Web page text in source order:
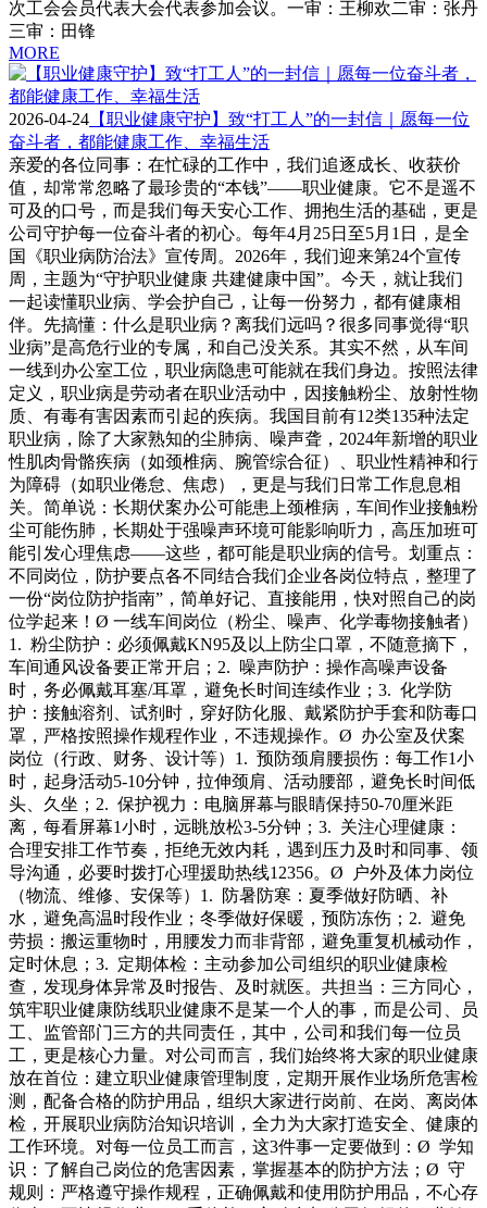
次工会会员代表大会代表参加会议。一审：王柳欢二审：张丹
三审：田锋
MORE
2026-04-24 【职业健康守护】致“打工人”的一封信｜愿每一位
奋斗者，都能健康工作、幸福生活
亲爱的各位同事：在忙碌的工作中，我们追逐成长、收获价
值，却常常忽略了最珍贵的“本钱”——职业健康。它不是遥不
可及的口号，而是我们每天安心工作、拥抱生活的基础，更是
公司守护每一位奋斗者的初心。每年4月25日至5月1日，是全
国《职业病防治法》宣传周。2026年，我们迎来第24个宣传
周，主题为“守护职业健康 共建健康中国”。今天，就让我们
一起读懂职业病、学会护自己，让每一份努力，都有健康相
伴。先搞懂：什么是职业病？离我们远吗？很多同事觉得“职
业病”是高危行业的专属，和自己没关系。其实不然，从车间
一线到办公室工位，职业病隐患可能就在我们身边。按照法律
定义，职业病是劳动者在职业活动中，因接触粉尘、放射性物
质、有毒有害因素而引起的疾病。我国目前有12类135种法定
职业病，除了大家熟知的尘肺病、噪声聋，2024年新增的职业
性肌肉骨骼疾病（如颈椎病、腕管综合征）、职业性精神和行
为障碍（如职业倦怠、焦虑），更是与我们日常工作息息相
关。简单说：长期伏案办公可能患上颈椎病，车间作业接触粉
尘可能伤肺，长期处于强噪声环境可能影响听力，高压加班可
能引发心理焦虑——这些，都可能是职业病的信号。划重点：
不同岗位，防护要点各不同结合我们企业各岗位特点，整理了
一份“岗位防护指南”，简单好记、直接能用，快对照自己的岗
位学起来！Ø 一线车间岗位（粉尘、噪声、化学毒物接触者）
1. 粉尘防护：必须佩戴KN95及以上防尘口罩，不随意摘下，
车间通风设备要正常开启；2. 噪声防护：操作高噪声设备
时，务必佩戴耳塞/耳罩，避免长时间连续作业；3. 化学防
护：接触溶剂、试剂时，穿好防化服、戴紧防护手套和防毒口
罩，严格按照操作规程作业，不违规操作。Ø 办公室及伏案
岗位（行政、财务、设计等）1. 预防颈肩腰损伤：每工作1小
时，起身活动5-10分钟，拉伸颈肩、活动腰部，避免长时间低
头、久坐；2. 保护视力：电脑屏幕与眼睛保持50-70厘米距
离，每看屏幕1小时，远眺放松3-5分钟；3. 关注心理健康：
合理安排工作节奏，拒绝无效内耗，遇到压力及时和同事、领
导沟通，必要时拨打心理援助热线12356。Ø 户外及体力岗位
（物流、维修、安保等）1. 防暑防寒：夏季做好防晒、补
水，避免高温时段作业；冬季做好保暖，预防冻伤；2. 避免
劳损：搬运重物时，用腰发力而非背部，避免重复机械动作，
定时休息；3. 定期体检：主动参加公司组织的职业健康检
查，发现身体异常及时报告、及时就医。共担当：三方同心，
筑牢职业健康防线职业健康不是某一个人的事，而是公司、员
工、监管部门三方的共同责任，其中，公司和我们每一位员
工，更是核心力量。对公司而言，我们始终将大家的职业健康
放在首位：建立职业健康管理制度，定期开展作业场所危害检
测，配备合格的防护用品，组织大家进行岗前、在岗、离岗体
检，开展职业病防治知识培训，全力为大家打造安全、健康的
工作环境。对每一位员工而言，这3件事一定要做到：Ø 学知
识：了解自己岗位的危害因素，掌握基本的防护方法；Ø 守
规则：严格遵守操作规程，正确佩戴和使用防护用品，不心存